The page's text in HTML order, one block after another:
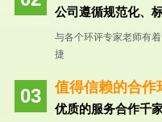
公司遵循规范化、
与各个环评专家老师有
捷
值得信赖的合作
优质的服务合作千